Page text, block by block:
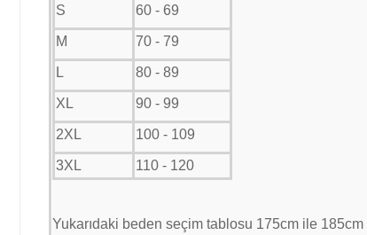
S 60 - 69
M 70 - 79
L 80 - 89
XL 90 - 99
2XL 100 - 109
3XL 110 - 120
Yukarıdaki beden seçim tablosu 175cm ile 185cm